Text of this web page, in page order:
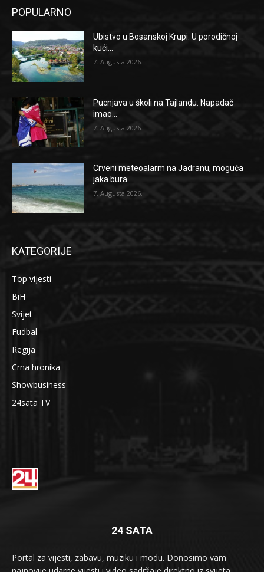
POPULARNO
Ubistvo u Bosanskoj Krupi: U porodičnoj
kući...
7. Augusta 2026.
Pucnjava u školi na Tajlandu: Napadač
imao...
7. Augusta 2026.
Crveni meteoalarm na Jadranu, moguća
jaka bura
7. Augusta 2026.
KATEGORIJE
Top vijesti
BiH
Svijet
Fudbal
Regija
Crna hronika
Showbusiness
24sata TV
24 SATA
Portal za vijesti, zabavu, muziku i modu. Donosimo vam